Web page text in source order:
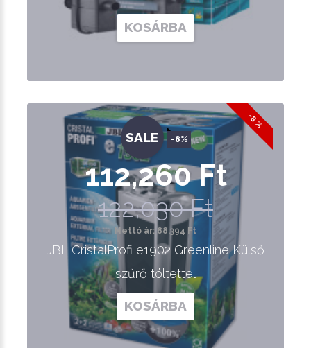
KOSÁRBA
-8 %
SALE -8%
112,260 Ft
122,030 Ft
Nettó ár: 88,394 Ft
JBL CristalProfi e1902 Greenline Külső
szűrő töltettel
KOSÁRBA